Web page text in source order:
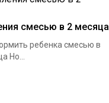
смесью в 2 месяца
ребенка смесью в
Но...